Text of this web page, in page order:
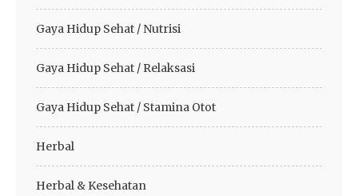
Gaya Hidup Sehat / Nutrisi
Gaya Hidup Sehat / Relaksasi
Gaya Hidup Sehat / Stamina Otot
Herbal
Herbal & Kesehatan